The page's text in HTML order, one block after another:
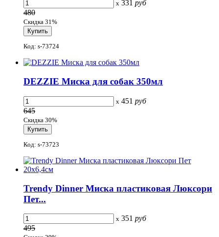
x 331 руб
480
Скидка 31%
Код: s-73724
DEZZIE Миска для собак 350мл
x 451 руб
645
Скидка 30%
Код: s-73723
Trendy Dinner Миска пластиковая Люксори
Пет...
x 351 руб
495